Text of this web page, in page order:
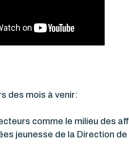
des mois à venir:
comme le milieu des
jeunesse de la Direction